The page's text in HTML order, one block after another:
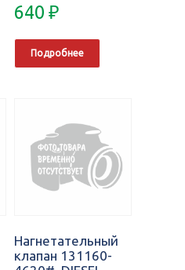
640₽
Подробнее
Нагнетательный
клапан 131160-